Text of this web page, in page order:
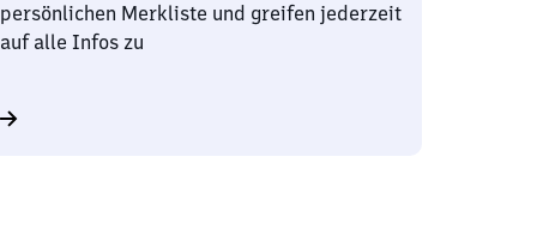
persönlichen Merkliste und greifen jederzeit
auf alle Infos zu